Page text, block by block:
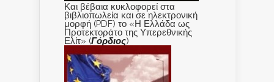
Και βέβαια κυκλοφορεί στα
βιβλιοπωλεία και σε ηλεκτρονική
μορφή (PDF) το «Η Ελλάδα ως
Προτεκτοράτο της Υπερεθνικής
Ελίτ» (Γόρδιος)